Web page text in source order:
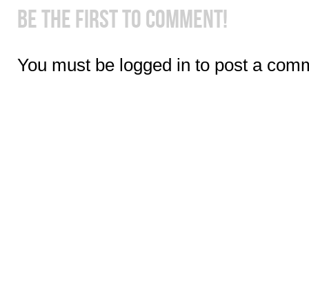
BE THE FIRST TO COMMENT!
You must be logged in to post a